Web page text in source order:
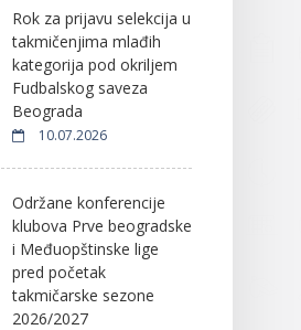
Rok za prijavu selekcija u
takmičenjima mlađih
kategorija pod okriljem
Fudbalskog saveza
Beograda
10.07.2026
Održane konferencije
klubova Prve beogradske
i Međuopštinske lige
pred početak
takmičarske sezone
2026/2027